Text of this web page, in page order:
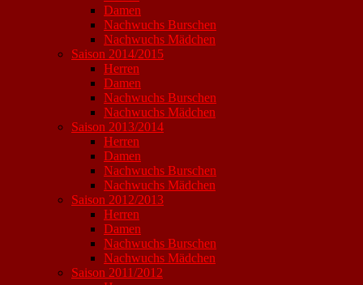
Damen
Nachwuchs Burschen
Nachwuchs Mädchen
Saison 2014/2015
Herren
Damen
Nachwuchs Burschen
Nachwuchs Mädchen
Saison 2013/2014
Herren
Damen
Nachwuchs Burschen
Nachwuchs Mädchen
Saison 2012/2013
Herren
Damen
Nachwuchs Burschen
Nachwuchs Mädchen
Saison 2011/2012